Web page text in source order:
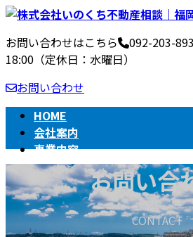
コ
テ
ン
ツ
へ
ッ
プ
ナ
ゲ
ー
シ
ョ
移
動
お問い合わせはこちら 092-203-
18:00（定休日：水曜日）
お問い合わせ
HOME
会社案内
事業内容
不動産売買の流れ
相続
BLOG
お問い合
CONTACT